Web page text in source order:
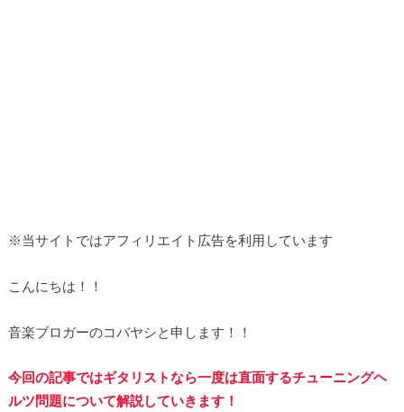
※当サイトではアフィリエイト広告を利用しています
こんにちは！！
音楽ブロガーのコバヤシと申します！！
今回の記事ではギタリストなら一度は直面するチューニングヘ
ルツ問題について解説していきます！